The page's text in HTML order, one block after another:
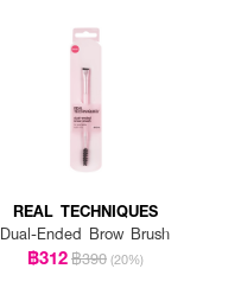
REAL TECHNIQUES
Dual-Ended Brow Brush
฿312฿390 (20%)